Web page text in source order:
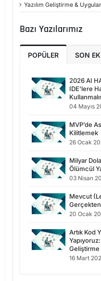
Yazılım Geliştirme &
Bazı Yazılarımız
POPÜLER SON
2026 AI
IDE'lere
04 Mayıs
MVP’de
Kilitlemek
26 Ocak
Milyar
Ölümcül
03 Nisan
Mevcut
20 Ocak
Artık Kod
Geliştirme
16 Mart